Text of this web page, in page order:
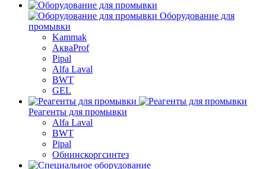
Оборудование для
промывки
Kammak
АкваProf
Pipal
Alfa Laval
BWT
GEL
Реагенты для промывки
Alfa Laval
BWT
Pipal
Обнинскоргсинтез